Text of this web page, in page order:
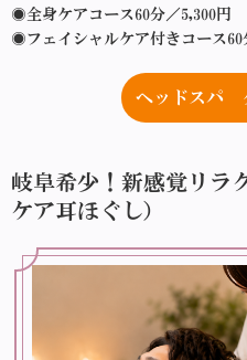
◉全身ケアコース60分／5,300円
◉フェイシャルケア付きコース60
ヘッドスパ
岐阜希少！新感覚リラ
ケア耳ほぐし）